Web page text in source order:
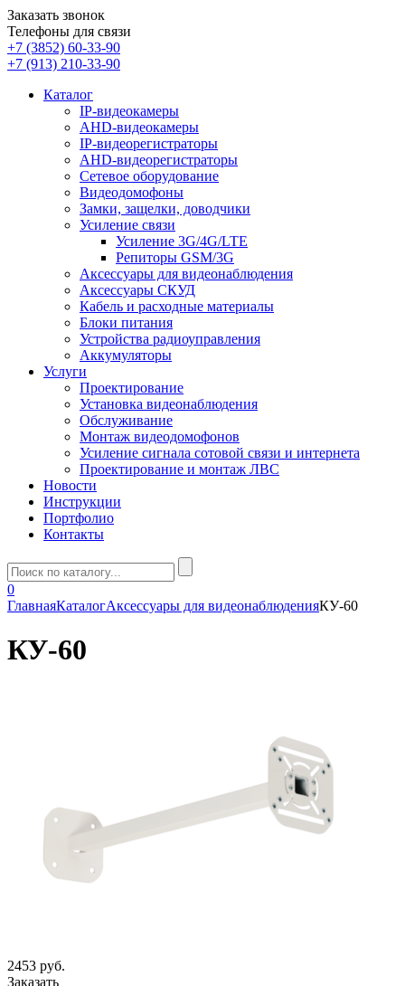
Заказать звонок
Телефоны для связи
+7 (3852) 60-33-90
+7 (913) 210-33-90
Каталог
IP-видеокамеры
AHD-видеокамеры
IP-видеорегистраторы
AHD-видеорегистраторы
Сетевое оборудование
Видеодомофоны
Замки, защелки, доводчики
Усиление связи
Усиление 3G/4G/LTE
Репиторы GSM/3G
Аксессуары для видеонаблюдения
Аксессуары СКУД
Кабель и расходные материалы
Блоки питания
Устройства радиоуправления
Аккумуляторы
Услуги
Проектирование
Установка видеонаблюдения
Обслуживание
Монтаж видеодомофонов
Усиление сигнала сотовой связи и интернета
Проектирование и монтаж ЛВС
Новости
Инструкции
Портфолио
Контакты
0
ГлавнаяКаталогАксессуары для видеонаблюденияКУ-60
КУ-60
2453 руб.
Заказать